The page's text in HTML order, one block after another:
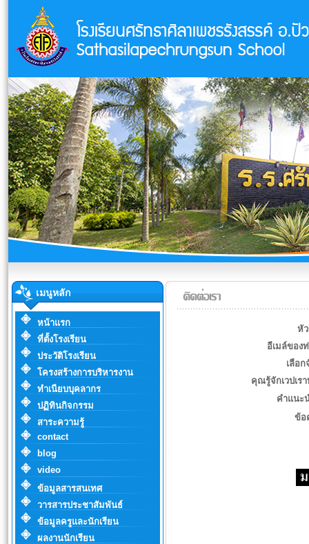
เมนูหลัก
หน้าแรก
ที่ตั้งโรงเรียน
ประวัติโรงเรียน
โครงสร้างการบริหารงาน
ทำเนียบบุคลากร
ปฏิทินกิจกรรม
สาระความรู้
contact
blog
video
ข้อมูลสารสนเทศ
วารสารประชาสัมพันธ์
ข้อมูลครูและนักเรียน
ผลงานนักเรียน
หั
อีเมล์ของ
เลือก
คุณรู้จักเวปเร
คำแนะ
ข้อ